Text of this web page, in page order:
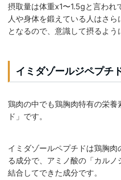
摂取量は体重x1〜1.5gと言われ
人や身体を鍛えている人はさ
となるので、意識して摂るよう
イミダゾールジペプチ
鶏肉の中でも鶏胸肉特有の栄
ド」です。
イミダゾールペプチドは鶏胸
る成分で、アミノ酸の「カル
結合してできた成分です。